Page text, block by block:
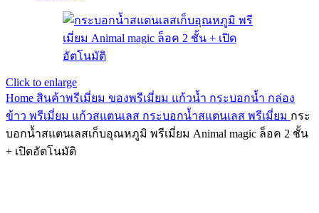
Click to enlarge
Home สินค้าพรีเมี่ยม ของพรีเมี่ยม แก้วน้ำ กระบอกน้ำ กล่อง
ข้าว พรีเมี่ยม แก้วสแตนเลส กระบอกน้ำสแตนเลส พรีเมี่ยม กระ
บอกน้ำสแตนเลสเก็บอุณหภูมิ พรีเมี่ยม Animal magic ล็อค 2 ชั้น
+ เปิดอัตโนมัติ